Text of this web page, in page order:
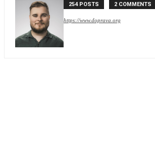
254 POSTS 2 COMMENTS
https://www.doprava.org